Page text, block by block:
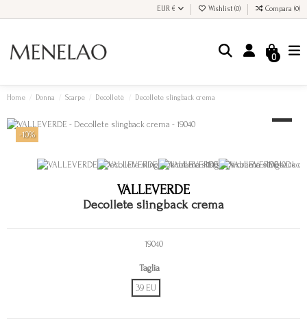
EUR € Wishlist (0) Compara (0)
0
Home Donna Scarpe Decolletè Decollete slingback crema
-10%
Decollete slingback crema
VALLEVERDE
19040
Taglia
39 EU